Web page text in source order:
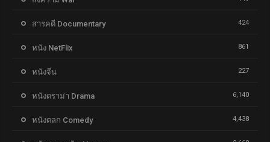
สารคดี Documentary 424
หนัง NetFlix 861
หนังจีน 227
หนังดราม่า Drama 6,140
หนังตลก Comedy 4,438